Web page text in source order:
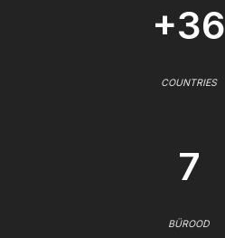
+36
COUNTRIES
7
BÜROOD